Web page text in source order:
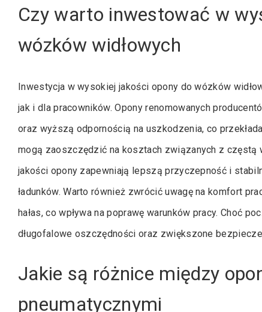
Czy warto inwestować w
wózków widłowych
Inwestycja w wysokiej jakości opony do wózków
jak i dla pracowników. Opony renomowanych
oraz wyższą odpornością na uszkodzenia, co
mogą zaoszczędzić na kosztach związanych z częstą
jakości opony zapewniają lepszą przyczepność i
ładunków. Warto również zwrócić uwagę na komfort
hałas, co wpływa na poprawę warunków pracy. Choć
długofalowe oszczędności oraz zwiększone
Jakie są różnice między
pneumatycznymi